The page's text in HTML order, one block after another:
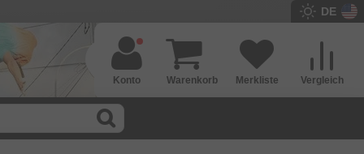
DE
Vergleich
Merkliste
Warenkorb
Konto